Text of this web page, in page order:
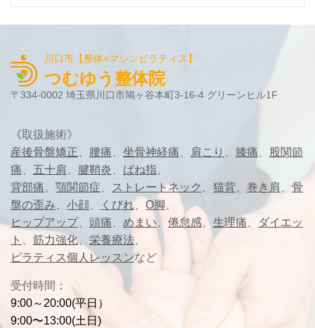
川口市【整体×マシンピラティス】
つむゆう整体院
〒334-0002 埼玉県川口市鳩ヶ谷本町3-16-4 グリーンヒル1F
《取扱施術》
産後骨盤矯正
腰痛 坐骨神経痛 肩こり 膝痛
股関節
痛
五十肩 腱鞘炎 ばね指
背部痛
顎関節症 ストレートネック 猫背 巻き肩
骨
盤の歪み
小顔 くびれ O脚
ヒップアップ、 頭痛 めまい 、 倦怠感 、 生理痛
ダイエッ
ト
筋力強化、 栄養療法
ピラティス個人レッスンなど
受付時間 ：
9:00～20:00(平日）
9:00〜13:00(土日)